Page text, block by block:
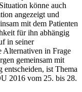
könne auch
angezeigt und
mit dem Patienten
für ihn abhängig
in seiner
Alternativen in Frage
gemeinsam mit
entscheiden, ist Thema
2016 vom 25. bis 28.